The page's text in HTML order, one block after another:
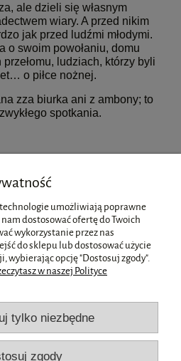
ale dzieli się własnym
wiary. A przed nikim
jak przed ludźmi młodymi.
o swoim powołaniu, domu
ludziach, którzy byli
o piłce nożnej.
zza biurka ani z ambony; to
spotkania.
Pomoc
i dostawa
umożliwiają poprawne
dostosować ofertę do Twoich
wykorzystanie przez nas
do sklepu lub dostosować użycie
wybierając opcję "Dostosuj zgody".
w naszej Polityce
tylko niezbędne
zgody